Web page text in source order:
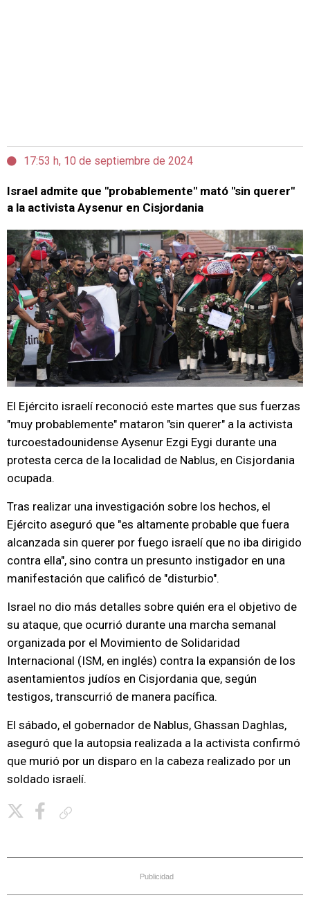
17:53 h, 10 de septiembre de 2024
Israel admite que "probablemente" mató "sin querer"
a la activista Aysenur en Cisjordania
El Ejército israelí reconoció este martes que sus fuerzas
"muy probablemente" mataron "sin querer" a la activista
turcoestadounidense Aysenur Ezgi Eygi durante una
protesta cerca de la localidad de Nablus, en Cisjordania
ocupada.
Tras realizar una investigación sobre los hechos, el
Ejército aseguró que "es altamente probable que fuera
alcanzada sin querer por fuego israelí que no iba dirigido
contra ella", sino contra un presunto instigador en una
manifestación que calificó de "disturbio".
Israel no dio más detalles sobre quién era el objetivo de
su ataque, que ocurrió durante una marcha semanal
organizada por el Movimiento de Solidaridad
Internacional (ISM, en inglés) contra la expansión de los
asentamientos judíos en Cisjordania que, según
testigos, transcurrió de manera pacífica.
El sábado, el gobernador de Nablus, Ghassan Daghlas,
aseguró que la autopsia realizada a la activista confirmó
que murió por un disparo en la cabeza realizado por un
soldado israelí.
Publicidad